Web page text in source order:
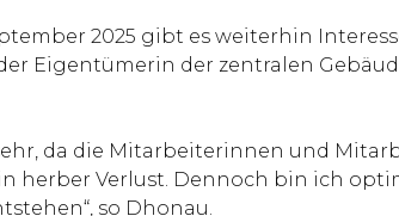
2025 gibt es weiterhin
Eigentümerin der zentralen
da die Mitarbeiterinnen und
herber Verlust. Dennoch bin ich
so Dhonau.